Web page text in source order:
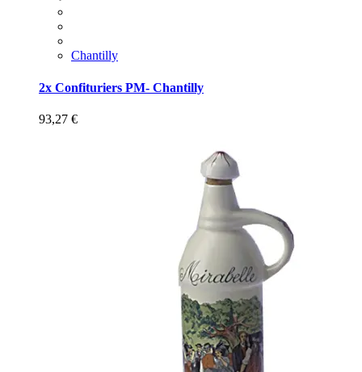
Chantilly
2x Confituriers PM- Chantilly
93,27 €